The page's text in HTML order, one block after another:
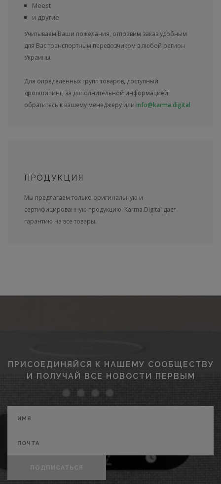
Meest
и другие
Учитываем Ваши пожелания, отправим заказ удобным
для Вас транспортным перевозчиком в любой регион
Украины.
Для определенных групп товаров, доступный
дропшипинг, за дополнительной информацией
обратитесь к вашему менеджеру или info@karma.digital
ПРОДУКЦИЯ
Мы предлагаем только оригинальную и
сертифицированную продукцию. Karma.Digital дает
гарантию на все товары.
ПРИСОЕДИНЯЙСЯ К НАШЕМУ СООБЩЕСТВУ
И ПОЛУЧАЙ ВСЕ НОВОСТИ ПЕРВЫМ
ПОДПИСАТЬСЯ